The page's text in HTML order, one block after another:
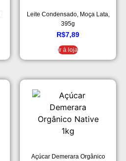
Leite Condensado, Moça Lata,
395g
R$7,89
Ir à loja
Açúcar Demerara Orgânico